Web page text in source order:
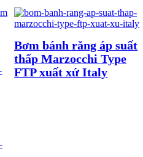
Bơm bánh răng áp suất
thấp Marzocchi Type
FTP xuất xứ Italy